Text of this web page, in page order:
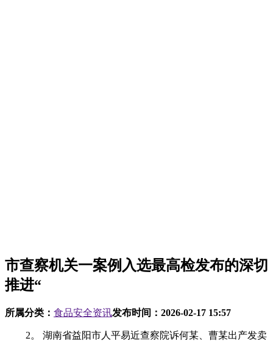
市查察机关一案例入选最高检发布的深切
推进“
所属分类： 食品安全资讯发布时间： 2026-02-17 15:57
2。 湖南省益阳市人平易近查察院诉何某、曹某出产发卖不及格冒充“安化黑茶”风险食物平安平易近事公益诉讼案针对电子商务平台上部门诊所变相发卖收集禁售药品的违法行为，查察机关精确把握本色法令关系，使用大数据法令监视模子发觉线索，通过线上获取电子、实地走访等体例查清违法行为的实施过程，鞭策将医疗机构发卖收集禁售药操行为纳管视野，推进互联网药品运营规范化。部门电子商务平台“便平易近找药”营业版块，为用户供给“线上预定、线下问诊、留药待取”办事。居处地位于市的部门诊所入驻该版块后，不要求用户线下就诊，仅通过客服对话框从动问答的体例，由用户供给下单的付款核销码，便间接将药品通过邮寄等体例供给给用户，导致收集禁售药品正在线上随便畅通，存正在药品风险，损害社会公共好处。2024年4月，多家报道称部门收集禁售药品正在网上被随便采办，以至可能用于违法犯罪。为全面摸排线索，铁运输查察院（以下简称铁检院）建立“收集发卖冒充伪劣食物药品大数据法令监视模子”，查实诊所变相发卖收集禁售药品的违法行为，遂于2024年10月12日立案。经线上模仿下单及线下走访查明，用户正在电子商务平台“便平易近找药”版块搜刮能够找到供给“秋水仙碱”“华法林钠片”等《药品收集发卖清单》中所列药品的诊所。正在线领取药品价款后，诊所通过客服对话框发送预定问题并设置环节词从动答复，正在未控制用户病历材料、具体病情及线下诊疗的环境下，仅要求用户供给核销码即邮寄收集禁售药品。前述药品发卖行为违反了《中华人平易近国药品办理法》《药品收集发卖监视办理法子》等，侵害社会公共好处。2024年10月28日，铁检院向某区市场监视办理部分制发查察，其依法履行监视办理职责，成立健全长效工做机制，加强对辖区内收集售药的监视办理。收到查察后，行政机关高度注沉，但对诊所供给药操行为的法令性质存正在争议。铁检院召开公开听证会，医药范畴专家、相关市场监视办理部分、卫生健康办理部分及电子商务平台代表研讨后分歧认为：从动问答仿照问诊形式，但不具有疾病诊断的本色内容，诊所向用户供给药品的行为取药品运营者“药品正在线下单+快递抵家”的收集发卖模式分歧，诊所取用户之间本色法令关系应为“发卖”而非“诊疗”，应由市场监视办理部分进行监管，卫生健康部分做为医疗机构的从管部分，该当取市场监视办理部分构成监管合力。听证会后，前述两部分到涉案诊所开展结合查抄。市场监视办理部分现场制发《行政书》，要求诊所全面整改，同时开展专项整治，累计查抄医疗机构、药品收集发卖企业161家，抽查药品208种，约谈企业12家，查处药品案件21件，鞭策平台对正在售药品进行40批次抽检等。为进一步提拔管理效能，铁检院鞭策相关行政机关签定《关于加强收集发卖药品监管行政法律协做备忘录》，明白具体违法景象的查处职责，约谈平台加强监管，督促其加强入驻商家天分审核取行为监管，添加买卖风险提醒，防止违法行为发生。跟着互联网药品运营新业态不竭呈现，用药风险及监管难题也陪伴而来。查察机关及时回应社会关心，使用大数据法令监视模子灵敏发觉变相发卖收集禁售药品这一荫蔽的违法行为，通过公开听证鞭策行政机关构成监管合力，同时沉视从模子使用、机制扶植、平台管理等方面帮推收集禁售药品监管长效管理，保障人平易近群众用药平安。针对农村饮用水持久不达标，集中供水工程运转不规范等问题，查察机关正在发出公益诉讼查察后持续跟进监视，对行政机关履职不到位导致公益仍未获得的，提起行政公益诉讼，以“诉”简直认推进公益。同时，采纳“应急处置先行、跟进监视治本、协同管理固本”的“三步走”办案模式，无效守护农村群众饮用水平安。忠县某水厂供水笼盖忠县回复镇两个村庄3400余人。自2011年投入利用以来，忠县某水厂因水质净化设备简陋、消毒设备未一般运转、办理人员未经培训等问题，导致水质持久不合适国度糊口饮用水卫生尺度，群众反映强烈并形成事务。2024年8月20日，忠县查察院初查后于2024年8月22日立案，通过现场走访2个村委会、查询拜访80余名群众、调取运营以来的13份水质检测演讲，查明忠县某水厂属于小型集中供水工程，运转办理单元为忠县回复镇江河村村平易近委员会和凤凰村村平易近委员会。忠县某水厂已投入利用13年，因水质净化设备老旧加上管护不到位导致消毒设备持久闲置，水质检测5次严沉不达标，呈现偶发食源性疾病事务，群众反映强烈。2024年8月26日，忠县查察院委托第三方机构检测，忠县某水厂出厂水中大肠菌群等多项目标不合适国度糊口饮用水卫生尺度。按照《中华人平易近国水法》《村镇供水条例》，忠县回复镇人平易近（以下简称回复镇）担任辖区内小型集中供水工程运转管护的监视办理，具有监视查抄、应急措置、行政惩罚等职责。2024年9月6日，忠县查察院向回复镇送达查察，要求其依法履职，督促忠县某水厂采纳无效办法整改水质不合适平安尺度问题。2024年11月1日，回复镇书面答复整改环境，忠县某水厂已由沉庆泽润水务无限公司接管，水质已达标，饮水平安获得保障。经核实，回复镇未采纳无效办法改善水质，沉庆泽润水务无限公司也未现实接管运转水厂。经检测，出厂水菌落总数超标，总大肠菌群目标较查察制发前增高33倍，水质持续恶化。2024年12月2日，忠县查察院依法向忠县提起行政公益诉讼，请求判令回复镇全面履行供水工程运转管护的监视办理职责。诉讼期间，为防止呈现食源性平安变乱，忠县查察院向县卫生健康委传递相关环境，督促回复镇当即暂停问题供水，启动应急预案，回复镇加强应急监测，采纳送水上门、设置姑且供水点等体例，降低对群活的影响。针对村委会运转办理能力不脚、专业公司接管进展迟缓、整改资金缺口较大的问题，回复镇自动对接沉庆泽润水务无限公司推进接督工做，商请行业从管部分筹措150万元完成手艺。对群众反映强烈的饮用水入户管网老化破损，影响入户水题，忠县查察院向忠县专题传递，拨付260万元改换管网。2024年12月23日，回复镇函复整改完成环境并提交了水质检测及格演讲、沉庆泽润水务无限公司接管材料等。忠县查察院查询拜访核实后，认为回复镇依法履职实现了诉讼请求全数内容，忠县终结诉讼。2024年12月25日，忠县依法裁定终结诉讼。针对辖区农村小型集中供水工程遍及存正在的运转管护不力、水质不达标等6类问题，忠县查察院开展专题调研，鞭策10个乡镇31个小型集中供水工程由国有专业公司接管并实施手艺，实现规范制水供水，保障30万余名群众饮用水平安。饮用水事关最根基的平易近生需求。查察机关以人平易近为核心，积极回应群众反映强烈的农村饮用水平安问题，持续跟进监视查察落实环境，及时以“诉简直认”推进公益。正在诉讼过程中，阐扬督促和协同的轨制功能，采纳“应急处置先行、跟进监视治本、协同管理固本”的“三步走”办案模式，无效鞭策问题整改。查察机关取行政部分协做共同，通过“规范办理+手艺升级+专业运营”等体例，以点带面鞭策农村集中供水升级，深化“打点一案、管理一片”结果，从泉源上消弭饮用水平安现患。针对企业实施出产、发卖沉金属含量超标的黑茶产物风险食物平安行为，查察机关可提起平易近事公益诉讼。正在实施违法行为的公司股东通过登记公司逃避法令义务的景象下，查察机关可依法对应承担义务的股东提起赏罚性补偿平易近事公益诉讼，建牢食物平安防地。中国黑茶焦点品类“安化黑茶”系国度地舆标记产物，对湖南省茶财产总产值的贡献率跨越40%，是村落财产复兴的主要载体。2024年12月，长沙某茶叶商行发卖的“安化黑茶”经市场监管部分抽检铅含量严沉超标，系益阳某轩茶业公司出产（以下简称某轩公司）发卖产物。同时，涉案黑茶的出产原料全数来自“安化黑茶”地舆标记产物区域以外，未获得“安化黑茶”地舆标记和证明商标授权，既侵害了不特定大都消费者权益等社会公共好处，也严沉损害“安化黑茶”品牌诺言。2025年3月，湖南省人平易近查察院（以下简称湖南省查察院）收到反映“‘安化黑茶’财产成长中存正在食物平安、冒充地标侵害品牌等问题”的代表，成立专案组统筹指点一体化办案。2025年5月，长沙铁运输查察院发觉涉案线索并移送益阳市资阳区人平易近查察院（以下简称资阳区查察院）。资阳区查察院初步查询拜访查明，某轩公司已登记登记，代表人何某否定出产案涉黑茶，公司股东何某、曹某均未实缴出资，登记时许诺对公司违法失信问题承担法令义务，遂于5月6日对某轩公司股东何某、曹某以平易近事公益诉讼立案。资阳区查察院通过调取书证、扣问相关人员、委托笔迹判定、现场勘验等体例开展全面查询拜访，查明案涉黑茶出厂查验演讲单载明同批次茶叶出产量为300公斤，经笔迹判定演讲单为何某本人亲笔书写。何某虽辩称仅出产发卖案涉黑茶5。4公斤，但未供给证明该从意现实。为查明该批次茶叶现实出产发卖数量，查察机关依法向何某、曹某调取公司运营台账及残剩产物，两人无合理来由拒不提交。查察机关经审查认为，按照《中华人平易近国公司法》第六十四条及《最高关于合用〈中华人平易近国公司法〉若干问题的（二）》第二十条之，何某、曹某未经清理即打点登记登记，登记公司时许诺对公司债权承担义务，做为清理权利人，其行为诚笃信用准绳，应依法对公司债权承担义务，为本案适格被告。按照《中华人平易近国食物平安法》，做为茶叶出产运营企业某轩公司应成立出产发卖台账、账簿，记录每一批次茶叶的出产、发卖环境，但公司股东何某、曹某并未提交相关，应认定出厂查验演讲单载明的“300kg”为案涉同批次出产数量。同时，因何某、曹某未提交同批次另有其他残剩产物的数量，故正在扣除样品查验、被抽样和被批发商食用的数量后，认定现实畅通到市场的发卖数量为295。12kg。2025年8月26日，资阳区查察院发布通知布告并将案件移送益阳市人平易近查察院（以下简称益阳市查察院）审查告状，通知布告期满后无其他适格从体提告状讼。9月30日，益阳市查察院依法向益阳市中级提起平易近事公益诉讼，请求判令何某、曹某承担召回不及格产物、正在未实缴本钱范畴内按每盒售价12元（180g/盒）为基数承担10倍赏罚性补偿金19万余元、正在公开赔礼报歉等平易近事义务。10月21日，益阳市中级公开开庭审理，代表、“益心为公”意愿者、茶企代表、黑茶协会代表等社会受邀旁听庭审。12月2日，益阳市中级公开宣判，判决全数支撑查察机关诉讼请求，二被告均未上诉。为更好“安化黑茶”地标品牌诺言，湖南查察机关研发上线“安化黑茶茶财产公益电子地图”微信小法式，涵盖授权茶企、茶园、涉茶文保单元、“随手拍”举报等内容，截至2026年1月，地图已利用7000余次，线次，供给茶品牌、茶质量、茶文化线个，并督促属地县成立健全农产物溯源系统和产质量量检测核心，帮推“安化黑茶”地舆标记产物长效。“安化黑茶”因其“渥堆发酵”工艺和奇特风味，深受泛博消费者青睐，但食用铅超标的茶产物会对神经系统、血液系统形成不成逆的毁伤。查察机关针对冒用“安化黑茶”品牌、出产发卖不及格黑茶风险健康、侵权从体居心逃避法令义务的违法行为，从纷繁复杂的法令现实中精确把握本色的平易近事法令关系，认定恶意登记公司的股东为适格被告，以查察机关调取的认定同批次不及格黑茶发卖数量及金额，依法提起十倍赏罚性补偿平易近事公益诉讼。通过研发“小法式”，激励参取“安化黑茶”财产公益，鞭策处所健全产物溯源和质量检测，积极赋能黑茶财产健康成长。针对入网餐饮办事供给者正在外卖平台上标识“现炒”，但现实利用预制菜且冷藏冷冻温度不达标、开封后反复利用，线下餐饮运营场合净乱差等问题，查察机关以现行食物平安法令为根据，督促行政机关对收集餐饮利用预制菜进行线上线下一体化监管，守住预制菜食物平安底线，护航预制菜财产健康有序成长。云南省蒙自市某街道“三义二社”属自建房连片区域，地处城市核心。因房钱低廉、交通便当，吸引浩繁餐饮办事企业和个别运营户堆积，运营者达上百家。部门餐饮商户未按照预制菜储存温度冷藏冷冻、餐饮卫生不达标，存正在食物平安问题；个体餐饮商户正在外卖平台标识“现炒”，但现实利用预制菜；用户赐与的差评中，有多条“妥妥是预制菜”“没味道”等评价，未惹起外卖平台和相关部分注沉，侵害社会公共好处。2024年8月，云南省蒙自市人平易近查察院（以下简称蒙自市查察院）接到群众反映“从某外卖平台上选标识‘现炒’的商家点餐，食用后口感差、发生腹泻”的线索。蒙自市查察院通过线上线下初步排查发觉，入网餐饮商户大量集中正在三义二社片区，该区域街道狭小，“前店后宅”现象较为遍及，商户运营次要依托收集订餐配送，餐饮运营场合卫生前提较差。经对外卖平台上用户差评里呈现“口感差”“是预制菜”“肠胃不适”做为环节文句进行收集和研判，并实地查询拜访37家餐饮商户实体门店，蒙自市查察院发觉有6家商户存正在以预制菜假充现炒菜、预制菜冷冻冷藏未达到所需温度、已解冻预制菜二次冷藏后利用等问题，已违反食物平安法令律例的相关，侵害浩繁消费者权益。同年8月28日，蒙自市查察院依法以行政公益诉讼立案。环绕餐饮环节预制菜利用、储存若何规范的问题，2024年9月，蒙自市查察院组织蒙自市市场监视办理局（以下简称蒙自市市场监管局）、收集餐饮办事第三方平台、“益心为公”意愿者及听证员召开听证会，分歧认为蒙自市市场监管局应依法督促外卖平台落实从体义务，发觉入网餐饮商户线下利用预制菜的，应正在线上标识“预制菜”，保障消费者知情权取选择权；对线下发觉的多类食物平安问题应采纳办法整改，提拔食物平安管理能力。会后，蒙自市查察院根据《中华人平易近国食物平安法》（2021年修订）第五十四条第一款、《中华人平易近国电子商务法》第十七条、《收集餐饮办事食物平安监视办理法子》第十六条等并参考听证看法，向蒙自市市场监管局公开宣布送达查察，该局依法履行对预制菜食物平安的监管职责，对已发觉的违法违规行为进行查处，督促第三方平台落实食物平安义务，切实消费者权益。2024年12月，蒙自市市场监管局书面答复称，已正在全市摆设开展专项整治步履，查抄外卖平台企业、对存正在8类67项问题的42家餐饮商户下发责令更正通知书，督促餐饮商户严酷落实进货检验轨制，规范预制菜储存、利用，督促外卖平台落实食物平安义务。外卖平台采纳取商家签定预制菜许诺书等体例，指导11家入网餐饮商户正在外卖平台前端点餐页面标识预制菜；同时礼聘权利监视员，对入网餐饮商户餐饮卫生、预制菜利用进行监视，提拔了行业自律程度。蒙自市查察院通过组织人平易近监视员、“益心为公”意愿者“回头看”的体例，沉点对涉案餐饮商户整改环境进行评估，确认预制菜食物平安问题已获得无效整改。专项整治后，蒙自市市场监管局将该区域打制为“尺度化外卖商户示范”，构成共建共治共享的示范效应。预制菜做为食物加工取运营范畴的新兴财产，正在敏捷成长的同时亦备受社会关心。针对入网餐饮办事供给者线下能否规范储存和利用预制菜、线上能否预制菜等监管难点，查察机关以公开听证等体例凝结多方共识，鞭策行政机关履职尽责。同时，“以点带面”鞭策餐饮环节预制菜规范化，切实保障人平易近群众食物平安，帮力行业健康成长，不竭提高消费者对预制菜的平安感和对劲度。针对海南特色旅逛餐饮“老爸茶”存正在食物添加剂违法添加等食物平安问题，查察机关依托公益诉讼查察本能机能，充实阐扬上下一体化办案机制感化，通过磋商、制发查察等体例，鞭策行政机关对“老爸茶”餐饮食物平安问题进行整治，成立长效监管机制，消弭食物平安现患，为保守饮食文化的规范取健康成长供给保障。“老爸茶”是清代末期琼籍华侨从东南亚带回海南的一种吃茶品茗体例，以经济实惠的茶饮和丰硕多样的点心为特色。“老爸茶”店遍及海南城、镇、村，构成一种奇特的处所饮食文化，是外埠旅客的“打卡地”，也是海南旅逛一张靓丽的手刺。2024年1月，海南“老爸茶”习俗被正式列入海南省第六批省级非物质文化遗产代表性项目名录。但东方市辖区多家“老爸茶”店存正在超范畴或超限量利用食物添加剂、原料来历不明、无食物运营许可、无消毒设备等食物平安问题，侵害社会公共好处。2024年10月，海南省人平易近查察院（以下简称海南省查察院）正在办案中发觉全省“老爸茶”店的食物平安现患问题较为凸起，遂于2024年10月底成立专案组进行初查，并将初查发觉的线索移交各个市、县查察院打点。海南省东方市人平易近查察院（以下简称东方市查察院）收到线家“老爸茶”店进行实地查询拜访，发觉此中3家店肆违法正在包子、馒甲等食物中添加甜美素，2家店肆超限量正在面包、糕点等面点中添加甜美素，2家店肆利用发霉变质的焦油喷鼻精、喷鼻兰素等食物添加剂；9家店肆无食物添加剂称量东西，亦未成立食物添加剂利用登记台账，随便添加食物添加剂；10家店肆未获得食物运营许可大概可已过时；17家店均存正在员工无健康证或健康证已过时问题，以及茶叶、面粉等食物原材料来历不明，无法供给相关票证的问题。同时，查询拜访还发觉存正在“三防”（防蝇、防尘、防鼠）设备配备不脚、餐具消毒不完美等问题。2024年12月，东方市查察院依法以行政公益诉讼立案。2025年2月，东方市查察院向东方市市场监视办理局（以下简称东方市市场监管局）制发查察，该局依法履行食物平安监视办理职责，对相关食物运营者的违法运营行为进行查处。收到查察后，东方市市场监管局高度注沉，督促查察书查明的17家“老爸茶”运营从体进行全面整改。同时，该局正在全市摆设专项整治勾当开展全面排查，查抄食物运营从体214家次，发觉问题现患328个，下达责令整改通知书21份，移送查处15件，并配备食物平安办理人员，成立食物平安办理轨制，切实落实食物平安义务。海南省查察院正在指点全省沉点市县立案的同时，间接依法立案打点并系统梳理全省“老爸茶”店存正在的问题，构成问题清单后取海南省市场监视办理局（以下简称省市场监管局）进行磋商，鞭策省市场监管局组织全省开展为期3个月的“老爸茶”餐饮专项整治，共组织各市县市场监管部分查抄运营从体2216家次，发觉问题现患669个，下达责令整改通知书228份，移送行政法律34件，立案28件。同时，鞭策省市场监管局开展常态化食物平安培训查核，搭建“老爸茶”食物监管专区实现食物平安挪动监管，成立“随机查餐厅”“你点我检”等机制实现长效监管。经邀请“益心为公”意愿者等第三方开展整改评估，“老爸茶”食物平安现患已获得无效化解，行业总体运营情况已获得显著改善。“老爸茶”是兼具本土炊火气取旅逛吸引力的海南特色餐饮。查察机关聚焦海南“老爸茶”这一非物质文化遗产、海南特色旅逛餐饮的食物平安问题，以公益诉讼履职精准督促行政机关开展专项整治步履，及时消弭社会影响力大的“老爸茶”的食物平安现患。同时，通过全省查察机关一体化办案，无效破解运营从体数量多、分布散、监管难度大等监视难点，督促行政机关通过平台搭建监管专区，成立“你抽我检”、食物分级分类办理等食物平安监管长效机制，实现“个案整治”到“系理”提拔，指导全省“老爸茶”餐饮运营全面规范，切实守护泛博人平易近群众“舌尖上的平安”。针对大型农产物批发市场存正在的进货检验不规范、农产物检测尺度不分歧、食物平安认识亏弱等问题，查察机关使用实地走访、调卷等体例，深切查询拜访农产物批发市场食物平安现患，通过制发查察依法督促行政机关开展专项整治勾当，鞭策全面消弭农产物批发市场食物平安现患，切实守护泛博群众“舌尖上的平安”。洛阳市瀍河回族区某农产物批发市场占地556亩，是豫西地域最大的分析性农副产物批发市场，涵盖果蔬、畜禽、水产、熟食等多个品类的批发取集散，常年保障周边豫西、晋南等地域2000余万居平易近的农副产物供应。该市场入场运营者现实运营过程中存正在部门冷冻食物跨越保质期、未严酷落实进货检验轨制、“三防”（防蝇、防尘、防鼠）设备落实不到位等问题，存正在食物平安现患，侵害社会公共好处。2025年8月，正在代表视察公益诉讼工做座谈会上，有代表提出辖区某农产物批发市场部门商户存正在运营不规范的问题。洛阳市瀍河回族区人平易近查察院（以下简称瀍河区查察院）初步查询拜访查明，该批发市场部门商户运营不规范问题失实，依法于9月19日以行政公益诉讼立案。瀍河区查察院采用“实地走访+快速检测+调卷”相连系的模式深切查询拜访。走访发觉部门果蔬批发摊位未正在显著公示产物产地、来历等消息；部门摊位不克不及供给完整进货凭证或发卖记实；部门摊位未落实“三防”设备，水产区取禽畜区现场净乱，肉品未按离地存放，间接摆放正在地面，调料区散拆食物裸露摆放，无防尘盖设备；部门冷冻食物跨越保质期仍正在发卖。调卷成果显示，25%的消费者认为市场卫生较差，12%的消费者认为部门食物储存不达标。此外，部门餐饮运营者反映，因农产物批发市场的快速检测取市场监管部分的抽样检测项目和方式不分歧，存正在市场监管部分抽检时发觉批发市场快检未发觉的相关化学残留超标问题。2025年10月，瀍河区查察院按照《中华人平易近国食物平安法》《中华人平易近国农产质量量平安法》等法令，向瀍河回族区市场监视办理局（以下简称瀍河区市场监管局）制发查察，其依法履行监管职责，对存正在的违法行为予以查处，并强化日常监管。11月，瀍河区市场监管局答复称已摆设开展农产物市场食物质量平安提拔专项步履，对市场卫生、食物平安义务落实进行全面整治，共出动法律人员32人次，提出责令更正通知63份，查处问题集中的商户17家；对7家未能供给完整进货凭证、发卖记实或未正在显著公示无包拆食物产地来历消息的商户，集中开展约谈培训，责令依法整改；对卫生差、未配备“三防”设备的7家商户，督促期限配齐设备并规范利用；对发卖过时食物的3家商户，责令当即下架、按过时产物。同时，指点市场创办方添加胶体金免疫层析法等快速检测方式，及时发觉无害残留，无效消弭食物平安现患。2025年11月底，瀍河区市场监管局取瀍河区查察院召开专题普，向市场运营者宣讲相关法令律例学问，解读食物平安运营规范要求，切实提拔运营认识取从体义务认识。为实现长效管理，瀍河区查察院鞭策瀍河区市场监管局结合市场创办方完美食物平安逃溯系统，成立“入场查抄+按期放哨+定向抽查”监管模式，对沉点农产物做到初筛全笼盖，按照信用评级进行分级放哨，对群众关心的蔬菜农药残留问题沉点抽检并公示。市场创办方借帮“红黑榜”公示轨制，对食物平安零赞扬的红榜商户进行励，对赞扬较多的黑榜商户进行公示提示，市场运营规范化程度和运营认识较着提拔。农产物批发市场是食物从出产餐桌的环节枢纽，关系着千家万户的“菜篮子”和“粮袋子”。查察机关通过深切查询拜访农产物批发市场食物平安现患，依法督促行政机关全面履职，确保食用农产质量量平安。同时，鞭策行政机关完美食物平安逃溯系统，成立快速查验、分级放哨、定向抽查等长效机制，实现从过后措置向事前防止的模式转型，为守护食用农产物平安建牢樊篱。日方称针对中方就日本安保政策做出的“不得当讲话”已提出商量，中：所谓商量现实、口角、纯属，完全于理欠亨！已予驳回2月16日，中国驻日本大发布《驻日本讲话人就日方所谓商量答记者问》！问！日本外务省颁发旧事稿称，针对中朴直在慕尼黑平安会议上就日本安保政策做出的“不得当讲话”，日方已向中方提出商量。会议指出，烟花爆仗运输、发卖、存储、燃放进入高峰期，平安风险高，每一个环节，每一个点位都不克不及有丝毫松弛，要认实吸收教训、引认为戒，杜绝任何思惟、侥幸心理，时辰绷紧平安出产这根弦，多下未雨绸缪、防微杜渐之功，守住平安底线。日前，国资委发布，此中！曲孝利任中国中车集团无限公司党委常委，免除此中国建材集团无限公司党委常委职务，不再担任中国建材集团无限公司副总司理职务。喷鼻江霓虹璀璨，闪烁着我果断的守望；家乡年味正浓，映照着我滚烫的思念。忙碌的里没有我的身影，但我晓得，值守和位，是为了家国团聚，守望亦是另一种归乡。我是驻部队甲士，我正在和位，陪您过年。川不雅旧事记者 王眉灵 陈俊伶 罗顺总台马年春晚宜宾分会场正在4个分会场中率先表态，带来长江首城的第一声祝愿。长江之滨，金色的大船扬帆起航，共同三江六岸光影流转，大气澎湃。宜宾分会场总导演顾志刚整台节目有何寄意？舞台为啥选址合江门？节目中奔驰的骑兵是实马出镜吗？此前，新总理鲁吉尼埃内向我国垂头认错，坦言答应设立“代表处”是计谋错误，还称，“和中国有国交，但愿取中国维持商业，并取中国告竣处理争议的方案； 能够决定代表处大门上的名称”。获告捷利的高市早苗，正在讲话中提到中国时声称，日本将继续对华沟通，从